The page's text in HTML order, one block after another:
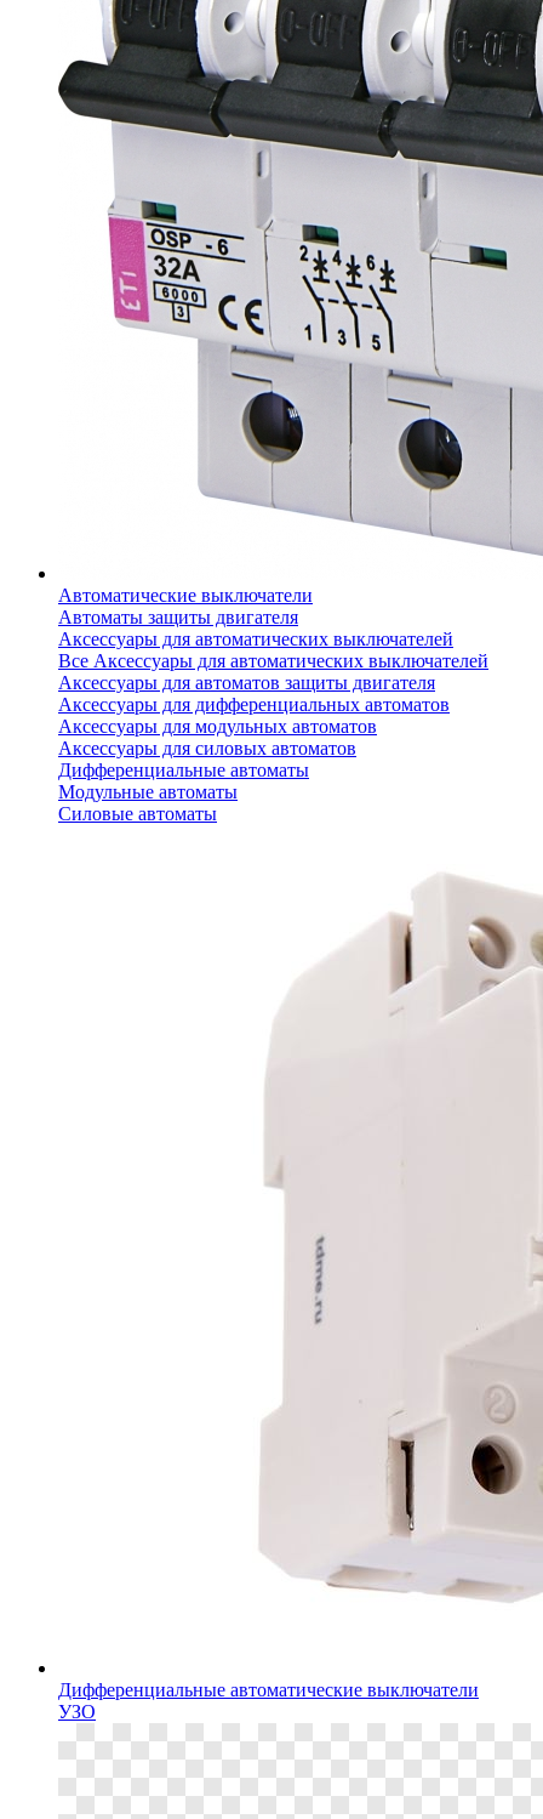
Автоматические выключатели
Автоматы защиты двигателя
Аксессуары для автоматических выключателей
Все Аксессуары для автоматических выключателей
Аксессуары для автоматов защиты двигателя
Аксессуары для дифференциальных автоматов
Аксессуары для модульных автоматов
Аксессуары для силовых автоматов
Дифференциальные автоматы
Модульные автоматы
Силовые автоматы
Дифференциальные автоматические выключатели
УЗО